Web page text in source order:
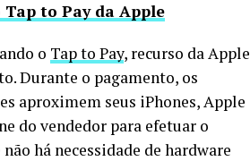
to Pay da Apple
o Tap to Pay, recurso da Apple
Durante o pagamento, os
aproximem seus iPhones, Apple
do vendedor para efetuar o
há necessidade de hardware